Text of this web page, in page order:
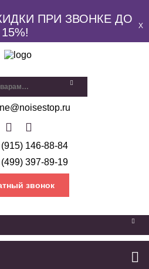
ПРИ ЗВОНКЕ ДО
15%!
X
146-88-84
397-89-19
звонок